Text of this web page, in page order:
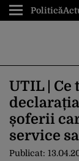
Politică
UTIL | Ce
șoferii
service
Publicat: